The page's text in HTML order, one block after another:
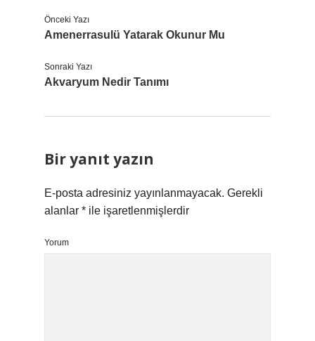
Önceki Yazı
Amenerrasulü Yatarak Okunur Mu
Sonraki Yazı
Akvaryum Nedir Tanımı
Bir yanıt yazın
E-posta adresiniz yayınlanmayacak. Gerekli
alanlar * ile işaretlenmişlerdir
Yorum